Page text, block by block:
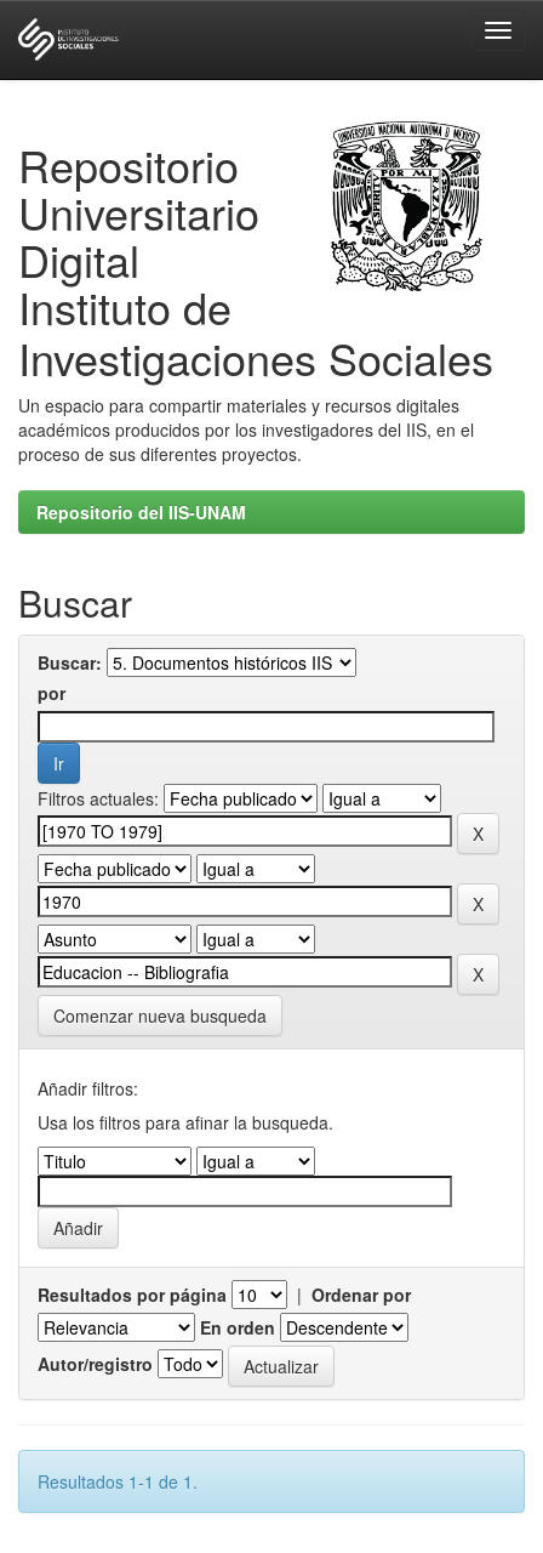
Repositorio
Universitario
Digital
Instituto de
Investigaciones Sociales
Un espacio para compartir materiales y recursos digitales
académicos producidos por los investigadores del IIS, en el
proceso de sus diferentes proyectos.
Repositorio del IIS-UNAM
Buscar
Buscar:
por
Filtros actuales:
Comenzar nueva busqueda
Añadir filtros:
Usa los filtros para afinar la busqueda.
Resultados por página | Ordenar por
En orden
Autor/registro
Resultados 1-1 de 1.